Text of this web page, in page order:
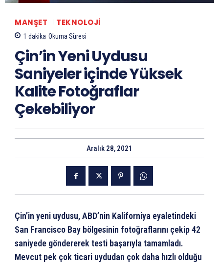
MANŞET TEKNOLOJI
1 dakika Okuma Süresi
Çin’in Yeni Uydusu
Saniyeler içinde Yüksek
Kalite Fotoğraflar
Çekebiliyor
Aralık 28, 2021
Çin’in yeni uydusu, ABD’nin Kaliforniya eyaletindeki
San Francisco Bay bölgesinin fotoğraflarını çekip 42
saniyede göndererek testi başarıyla tamamladı.
Mevcut pek çok ticari uydudan çok daha hızlı olduğu